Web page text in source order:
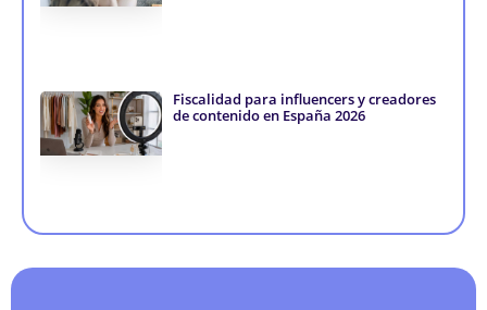
Fiscalidad para influencers y creadores
de contenido en España 2026